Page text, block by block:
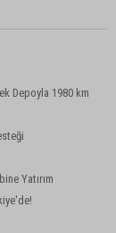
Depoyla 1980 km
Yatırım